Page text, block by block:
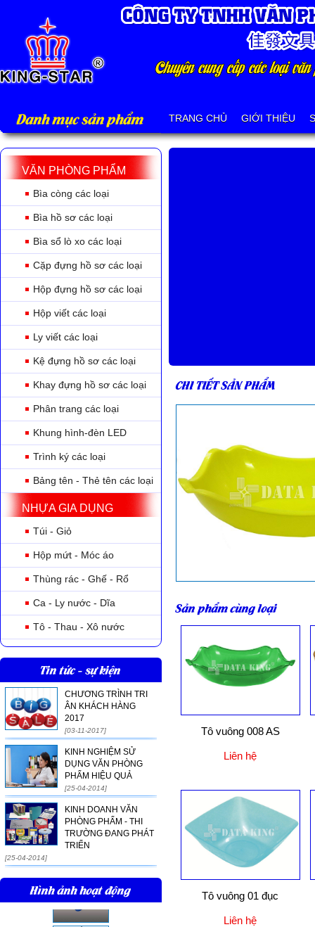
Danh mục sản phẩm TRANG CHỦ GIỚI THIỆU
VĂN PHÒNG PHẨM
Bìa còng các loại
Bìa hồ sơ các loại
Bìa sổ lò xo các loại
Cặp đựng hồ sơ các loại
Hộp đựng hồ sơ các loại
Hộp viết các loại
Ly viết các loại
Kệ đựng hồ sơ các loại
Khay đựng hồ sơ các loại
Phân trang các loại
Khung hình-đèn LED
Trình ký các loại
Bảng tên - Thẻ tên các loại
NHỰA GIA DỤNG
Túi - Giỏ
Hộp mứt - Móc áo
Thùng rác - Ghế - Rổ
Ca - Ly nước - Dĩa
Tô - Thau - Xô nước
Tin tức - sự kiện
CHƯƠNG TRÌNH TRI
ÂN KHÁCH HÀNG
2017
[03-11-2017]
KINH NGHIỆM SỬ
DỤNG VĂN PHÒNG
PHẨM HIỆU QUẢ
[25-04-2014]
KINH DOANH VĂN
PHÒNG PHẨM - THI
TRƯỜNG ĐANG PHÁT
TRIỂN
[25-04-2014]
Hình ảnh hoạt động
CHI TIẾT SẢN PHẨM
Sản phẩm cùng loại
Tô vuông 008 AS
Liên hệ
Tô vuông 01 đục
Liên hệ